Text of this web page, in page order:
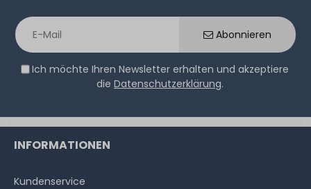
Abonnieren
Ich möchte Ihren Newsletter erhalten und akzeptiere
die Datenschutzerklärung.
INFORMATIONEN
Kundenservice